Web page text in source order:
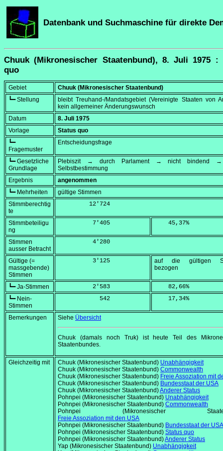
Datenbank und Suchmaschine für direkte
Chuuk (Mikronesischer Staatenbund), 8. Juli 1975 :
quo
Gebiet
Chuuk (Mikronesischer Staatenbund)
┗━ Stellung
bleibt Treuhand-/Mandatsgebiet (Vereinigte Staaten von
kein allgemeiner Änderungswunsch
Datum
8. Juli 1975
Vorlage
Status quo
┗━
Fragemuster
Entscheidungsfrage
┗━ Gesetzliche
Grundlage
Plebiszit → durch Parlament → nicht bindend →
Selbstbestimmung
Ergebnis
angenommen
┗━ Mehrheiten
gültige Stimmen
Stimmberechtig
te
         12'724
Stimmbeteiligu
ng
          7'405
    45,37
%
Stimmen
ausser Betracht
          4'280
Gültige (=
massgebende)
Stimmen
          3'125
auf die gültigen
bezogen
┗━ Ja-Stimmen
          2'583
    82,66
%
┗━ Nein-
Stimmen
            542
    17,34
%
Bemerkungen Siehe Übersicht
Chuuk (damals noch Truk) ist heute Teil des
Staatenbundes.
Gleichzeitig mit Chuuk (Mikronesischer Staatenbund) Unabhängigkeit
Chuuk (Mikronesischer Staatenbund) Commonwealth
Chuuk (Mikronesischer Staatenbund) Freie Assoziation mit
Chuuk (Mikronesischer Staatenbund) Bundesstaat der USA
Chuuk (Mikronesischer Staatenbund)Anderer Status
Pohnpei (Mikronesischer Staatenbund) Unabhängigkeit
Pohnpei (Mikronesischer Staatenbund) Commonwealth
Pohnpei (Mikronesischer
Freie Assoziation mit den USA
Pohnpei (Mikronesischer Staatenbund) Bundesstaat der USA
Pohnpei (Mikronesischer Staatenbund) Status quo
Pohnpei (Mikronesischer Staatenbund)Anderer Status
Yap (Mikronesischer Staatenbund) Unabhängigkeit